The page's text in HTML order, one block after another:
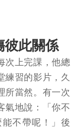
彼此關係
次上完課，他總
練習的影片，久
所當然。有一次
氣地說：「你不
不帶呢！」後